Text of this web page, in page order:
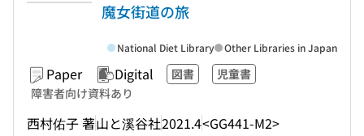
魔女街道の旅
Paper Digital 図書
児童書
障害者向け資料あり
西村佑子 著山と溪谷社2021.4<GG441-M2>
National Diet Library Other Libraries in Japan